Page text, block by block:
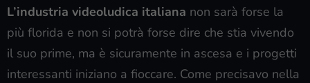
L’industria videoludica italiana non sarà forse la
più florida e non si potrà forse dire che stia vivendo
il suo prime, ma è sicuramente in ascesa e i progetti
interessanti iniziano a fioccare. Come precisavo nella